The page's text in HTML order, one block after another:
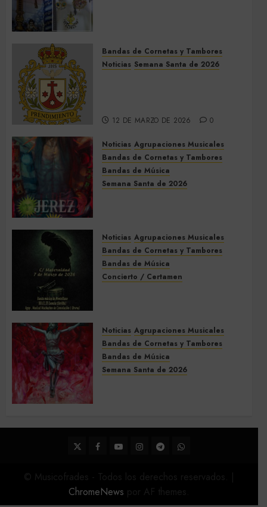
9 DE MAYO DE 2026 0
Bandas de Cornetas y Tambores
Noticias Semana Santa de 2026
12 DE MARZO DE 2026 0
Noticias Agrupaciones Musicales
Bandas de Cornetas y Tambores
Bandas de Música
Semana Santa de 2026
5 DE MARZO DE 2026 0
Noticias Agrupaciones Musicales
Bandas de Cornetas y Tambores
Bandas de Música
Concierto / Certamen
Noticias Agrupaciones Musicales
Bandas de Cornetas y Tambores
Bandas de Música
Semana Santa de 2026
22 DE FEBRERO DE 2026
0
TwitterFacebook
YoutubeInstagram
TelegramWhatsApp
ChromeNews